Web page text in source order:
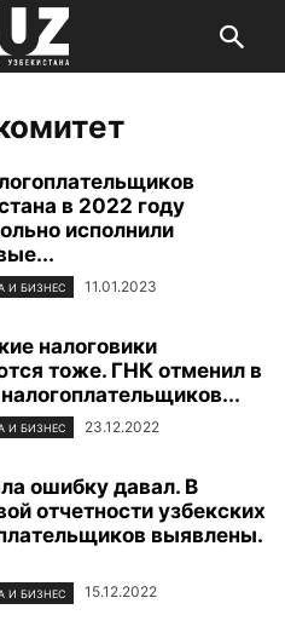
в 2022 году
исполнили
И БИЗНЕС 11.01.2023
налоговики
тоже. ГНК отменил в
И БИЗНЕС 23.12.2022
ошибку давал. В
отчетности узбекских
выявлены.
И БИЗНЕС 15.12.2022